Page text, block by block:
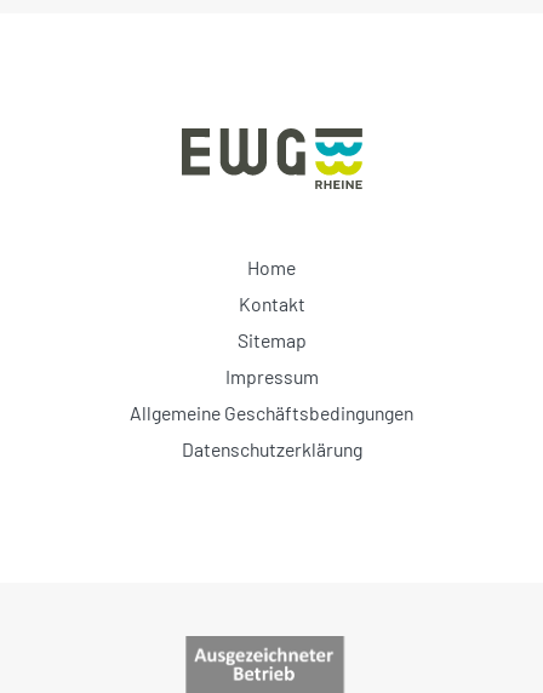
Home
Kontakt
Sitemap
Impressum
Allgemeine Geschäftsbedingungen
Datenschutzerklärung